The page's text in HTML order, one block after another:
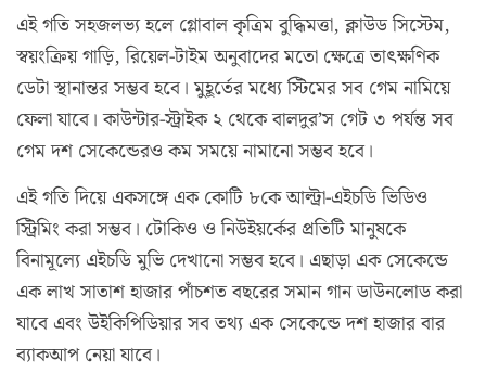
এই গতি সহজলভ্য হলে গ্লোবাল কৃত্রিম বুদ্ধিমত্তা, ক্লাউড সিস্টেম,
স্বয়ংক্রিয় গাড়ি, রিয়েল-টাইম অনুবাদের মতো ক্ষেত্রে তাৎক্ষণিক
ডেটা স্থানান্তর সম্ভব হবে। মুহূর্তের মধ্যে স্টিমের সব গেম নামিয়ে
ফেলা যাবে। কাউন্টার-স্ট্রাইক ২ থেকে বালদুর’স গেট ৩ পর্যন্ত সব
গেম দশ সেকেন্ডেরও কম সময়ে নামানো সম্ভব হবে।
এই গতি দিয়ে একসঙ্গে এক কোটি ৮কে আল্ট্রা-এইচডি ভিডিও
স্ট্রিমিং করা সম্ভব। টোকিও ও নিউইয়র্কের প্রতিটি মানুষকে
বিনামূল্যে এইচডি মুভি দেখানো সম্ভব হবে। এছাড়া এক সেকেন্ডে
এক লাখ সাতাশ হাজার পাঁচশত বছরের সমান গান ডাউনলোড করা
যাবে এবং উইকিপিডিয়ার সব তথ্য এক সেকেন্ডে দশ হাজার বার
ব্যাকআপ নেয়া যাবে।